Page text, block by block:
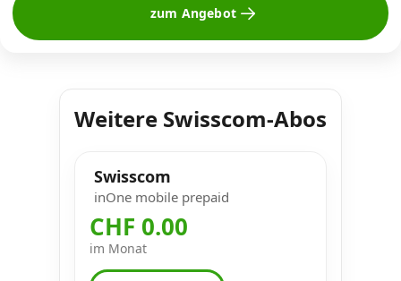
zum Angebot
Weitere Swisscom-Abos
Swisscom
inOne mobile prepaid
CHF 0.00
im Monat